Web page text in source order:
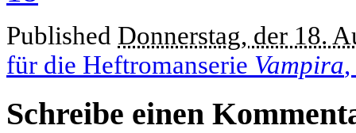
Published Donnerstag, der 18.
für die Heftromanserie Vampira
Schreibe einen